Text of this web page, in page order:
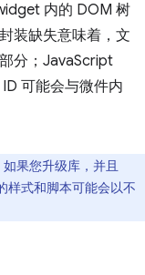
内的 DOM 树
装缺失意味着，文
分；JavaScript
可能会与微件内
果您升级库，并且
样式和脚本可能会以不